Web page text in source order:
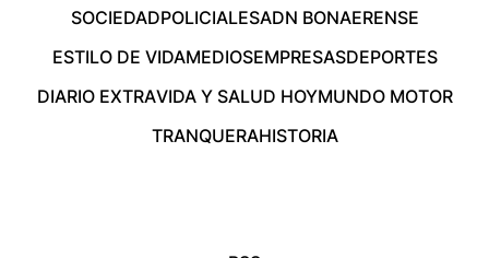
SOCIEDADPOLICIALESADN BONAERENSE
ESTILO DE VIDAMEDIOSEMPRESASDEPORTES
DIARIO EXTRAVIDA Y SALUD HOYMUNDO MOTOR
TRANQUERAHISTORIA